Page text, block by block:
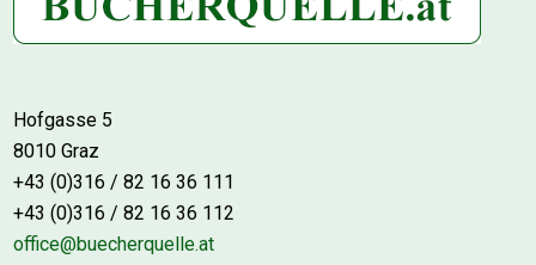
Hofgasse 5
8010 Graz
+43 (0)316 / 82 16 36 111
+43 (0)316 / 82 16 36 112
office@buecherquelle.at